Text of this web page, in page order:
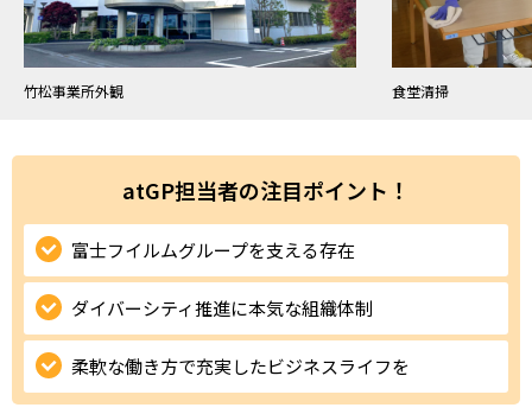
竹松事業所外観 食堂清掃
atGP担当者の注目ポイント！
富士フイルムグループを支える存在
ダイバーシティ推進に本気な組織体制
柔軟な働き方で充実したビジネスライフを
障害者専門の求人検索・スカウトサービス
障害別専門支援の就労移行支援サービス
IT・Web制作スキルを身につける就労移行支援サービス
よくある質問
メニューを閉じる